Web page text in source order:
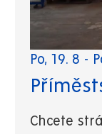
Po, 19. 8 -
Chcete